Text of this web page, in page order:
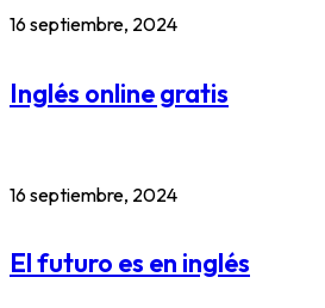
16 septiembre, 2024
Inglés online gratis
16 septiembre, 2024
El futuro es en inglés